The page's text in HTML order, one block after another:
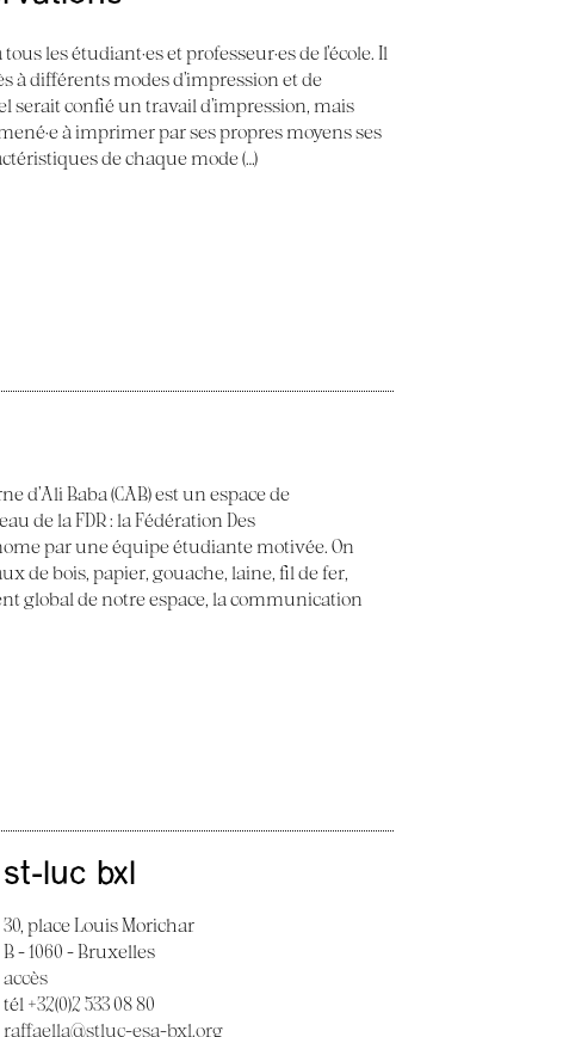
les étudiant·es et professeur·es de l’école. Il
à différents modes d’impression et de
serait confié un travail d’impression, mais
à imprimer par ses propres moyens ses
de chaque mode (…)
d’Ali Baba (CAB) est un espace de
de la FDR : la Fédération Des
par une équipe étudiante motivée. On
de bois, papier, gouache, laine, fil de fer,
global de notre espace, la communication
st-luc bxl
30, place Louis Morichar
B - 1060 - Bruxelles
accès
tél +32(0)2 533 08 80
raffaella@stluc-esa-bxl.org